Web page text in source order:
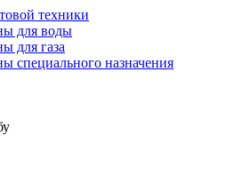
техники
для воды
для газа
специального назначения